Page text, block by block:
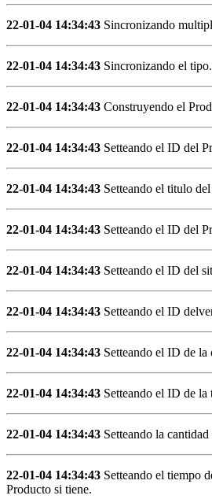
22-01-04 14:34:43 Sincronizando
22-01-04 14:34:43 Sincronizando el tipo.
22-01-04 14:34:43 Construyendo el
22-01-04 14:34:43 Setteando el ID del
22-01-04 14:34:43 Setteando el titulo
22-01-04 14:34:43 Setteando el ID del
22-01-04 14:34:43 Setteando el ID del
22-01-04 14:34:43 Setteando el ID
22-01-04 14:34:43 Setteando el ID de la
22-01-04 14:34:43 Setteando el ID de
22-01-04 14:34:43 Setteando la
22-01-04 14:34:43 Setteando el tiempo
Producto si tiene.